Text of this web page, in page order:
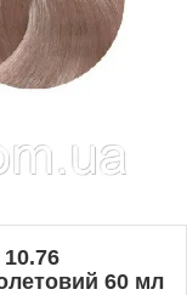
60 мл